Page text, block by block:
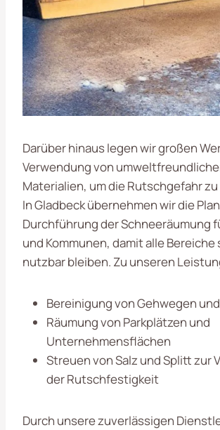
Darüber hinaus legen wir großen
Verwendung von
Materialien, um die Rutschgefahr
In Gladbeck übernehmen wir die
Durchführung der Schneeräumung
und Kommunen, damit alle Bereiche
nutzbar bleiben. Zu unseren
Bereinigung von Gehwegen
Räumung von Parkplätzen und
Unternehmensflächen
Streuen von Salz und Splitt zur
der Rutschfestigkeit
Durch unsere zuverlässigen